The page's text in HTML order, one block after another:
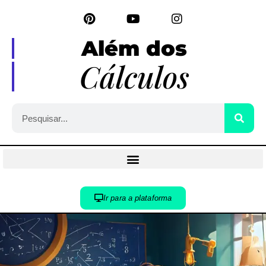
Além dos
Cálculos
Ir para a plataforma